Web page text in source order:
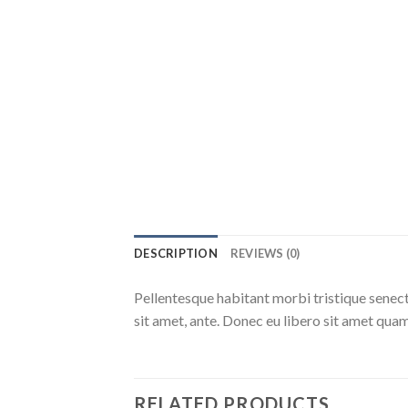
DESCRIPTION REVIEWS (0)
Pellentesque habitant morbi tristique
sit amet, ante. Donec eu libero sit amet